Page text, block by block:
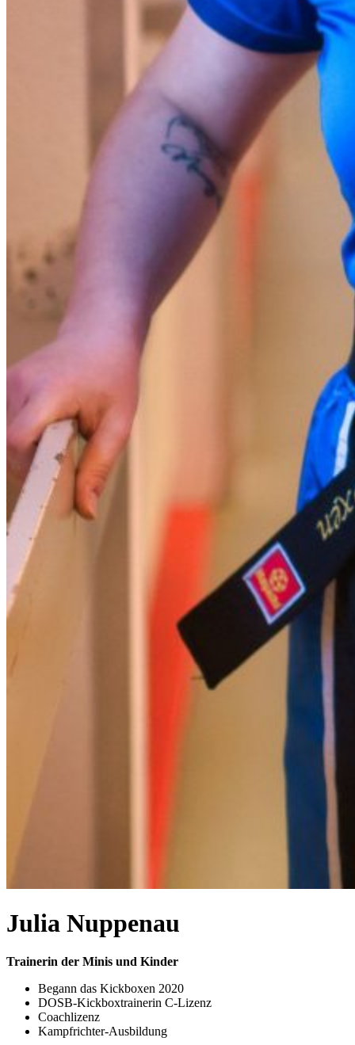
Julia Nuppenau
Trainerin der Minis und Kinder
Begann das Kickboxen 2020
DOSB-Kickboxtrainerin C-Lizenz
Coachlizenz
Kampfrichter-Ausbildung